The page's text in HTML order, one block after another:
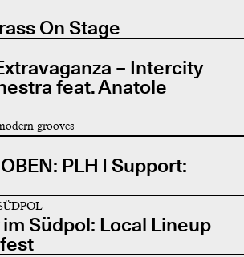
On Stage
– Intercity
feat. Anatole
grooves
PLH | Support:
Südpol: Local Lineup